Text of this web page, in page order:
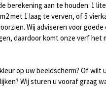
berekening aan te houden. 1
met 1 laag te verven, of 5
Wij adviseren voor goede
daardoor komt onze verf
op uw beeldscherm? Of wilt
Wij sturen u vooraf graag